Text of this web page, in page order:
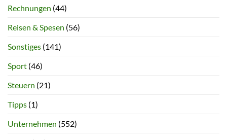
Rechnungen (44)
Reisen & Spesen (56)
Sonstiges (141)
Sport (46)
Steuern (21)
Tipps (1)
Unternehmen (552)